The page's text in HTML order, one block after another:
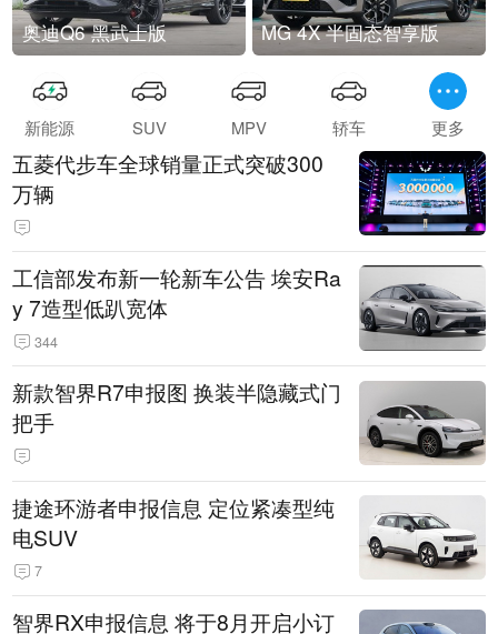
奥迪Q6 黑武士版 MG 4X 半固态智享版
新能源 SUV MPV 轿车 更多
五菱代步车全球销量正式突破300
万辆
工信部发布新一轮新车公告 埃安Ra
y 7造型低趴宽体
344
新款智界R7申报图 换装半隐藏式门
把手
捷途环游者申报信息 定位紧凑型纯
电SUV
7
智界RX申报信息 将于8月开启小订